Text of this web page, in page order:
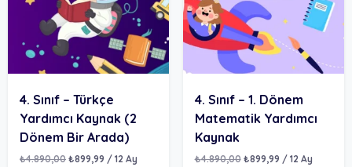
4. Sınıf – Türkçe
Yardımcı Kaynak (2
Dönem Bir Arada)
₺4.890,00 Orijinal
₺899,99 Şu
/ 12 Ay
4. Sınıf – 1. Dönem
Matematik Yardımcı
Kaynak
₺4.890,00 Orijinal
₺899,99Şu/ 12 Ay